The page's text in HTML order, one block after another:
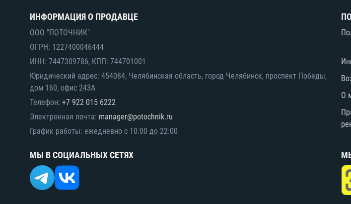
ИНФОРМАЦИЯ О ПРОДАВЦЕ
ООО "ПОТОЧНИК"
ОГРН: 1227400046444
ИНН: 7447309786, КПП: 744701001
Юридический адрес: 454084, Челябинская область, город Челябинск, проспект Победы,
дом 160, офис 243А
Телефон: +7 922 015 6222
Электронная почта: manager@potochnik.ru
График работы: ежедневно с 10:00 до 22:00
О
МЫ В СОЦИАЛЬНЫХ СЕТЯХ